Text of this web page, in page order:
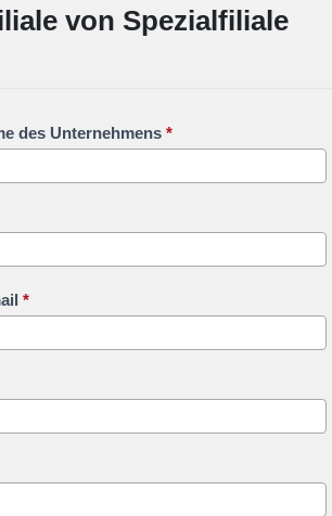
von Spezialfiliale
des Unternehmens *
*